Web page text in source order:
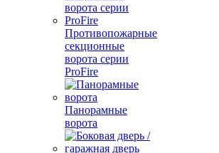
Противопожарные
секционные
ворота серии
ProFire
Панорамные
ворота